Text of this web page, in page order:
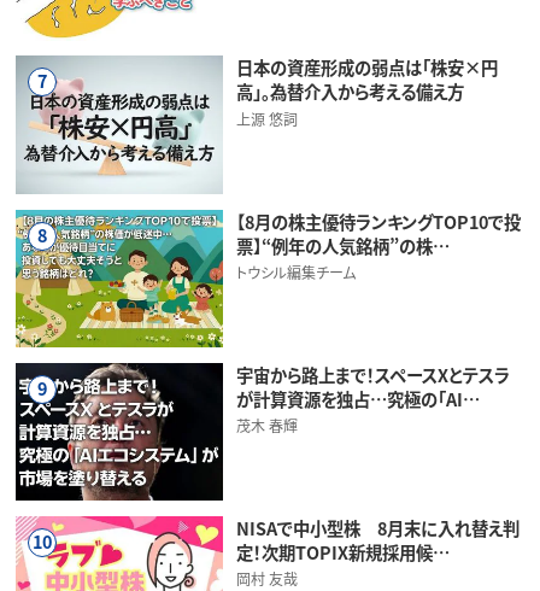
7
日本の資産形成の弱点は「株安×円
高」。為替介入から考える備え方
上源 悠詞
8
【8月の株主優待ランキングTOP10で投
票】“例年の人気銘柄”の株…
トウシル編集チーム
9
宇宙から路上まで！スペースXとテスラ
が計算資源を独占…究極の「AI…
茂木 春輝
10
NISAで中小型株 8月末に入れ替え判
定！次期TOPIX新規採用候…
岡村 友哉